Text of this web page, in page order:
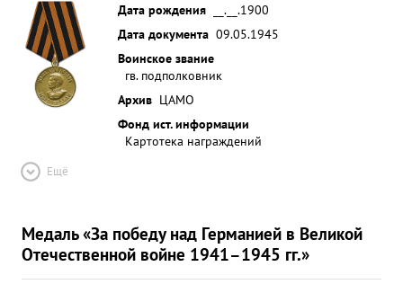
Дата рождения
__.__.1900
Дата документа 09.05.1945
Воинское звание
гв. подполковник
Архив ЦАМО
Фонд ист. информации
Картотека награждений
Ещё
Медаль «За победу над Германией в Великой
Отечественной войне 1941–1945 гг.»